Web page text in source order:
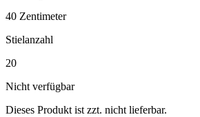
40 Zentimeter
Stielanzahl
20
Nicht verfügbar
Dieses Produkt ist zzt. nicht lieferbar.